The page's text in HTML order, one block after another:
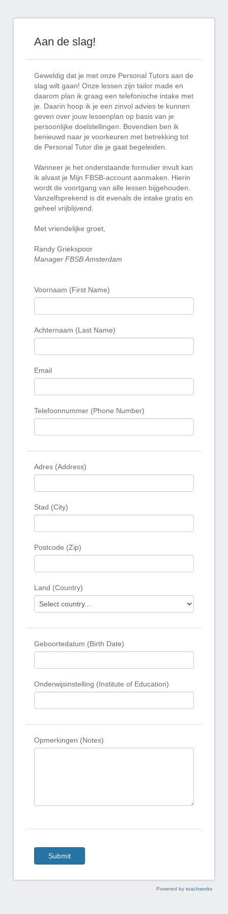
Aan de slag!
Geweldig dat je met onze Personal Tutors aan de
slag wilt gaan! Onze lessen zijn tailor made en
daarom plan ik graag een telefonische intake met
je. Daarin hoop ik je een zinvol advies te kunnen
geven over jouw lessenplan op basis van je
persoonlijke doelstellingen. Bovendien ben ik
benieuwd naar je voorkeuren met betrekking tot
de Personal Tutor die je gaat begeleiden.
Wanneer je het onderstaande formulier invult kan
ik alvast je Mijn FBSB-account aanmaken. Hierin
wordt de voortgang van alle lessen bijgehouden.
Vanzelfsprekend is dit evenals de intake gratis en
geheel vrijblijvend.
Met vriendelijke groet,
Randy Griekspoor
Manager FBSB Amsterdam
Voornaam (First Name)
Achternaam (Last Name)
Email
Telefoonnummer (Phone Number)
Adres (Address)
Stad (City)
Postcode (Zip)
Land (Country)
Geboortedatum (Birth Date)
Onderwijsinstelling (Institute of Education)
Opmerkingen (Notes)
Submit
Powered by teachworks